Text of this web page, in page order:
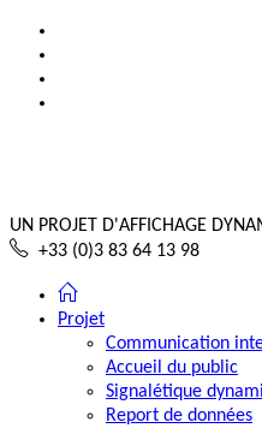
UN PROJET D'AFFICHAGE
+33 (0)3 83 64 13 98
Projet
Communication
Accueil du public
Signalétique
Report de données